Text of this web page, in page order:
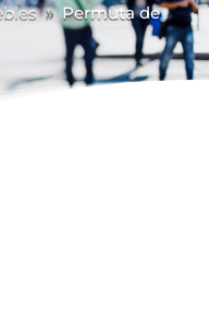
9 Permuta de